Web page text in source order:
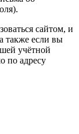
сайтом, и
также если вы
учётной
по адресу